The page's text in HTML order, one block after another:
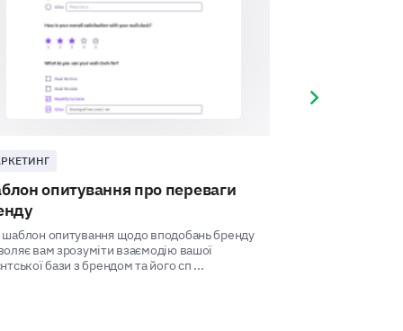
enter your comment here:
interactions and decisions related
опитування про переваги
опитування щодо вподобань бренду
вам зрозуміти взаємодію вашої
бази з брендом та його сп ...
Next slide